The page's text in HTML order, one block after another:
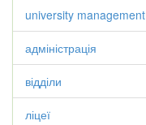
university management
адміністрація
відділи
ліцеї